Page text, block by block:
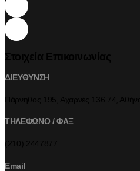
ΔΙΕΥΘΥΝΣΗ
ΤΗΛΕΦΩΝΟ / ΦΑΞ
Email